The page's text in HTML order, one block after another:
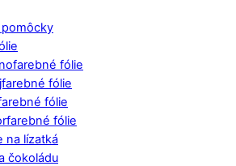
fólie
fólie
fólie
fólie
na lízatká
čokoládu